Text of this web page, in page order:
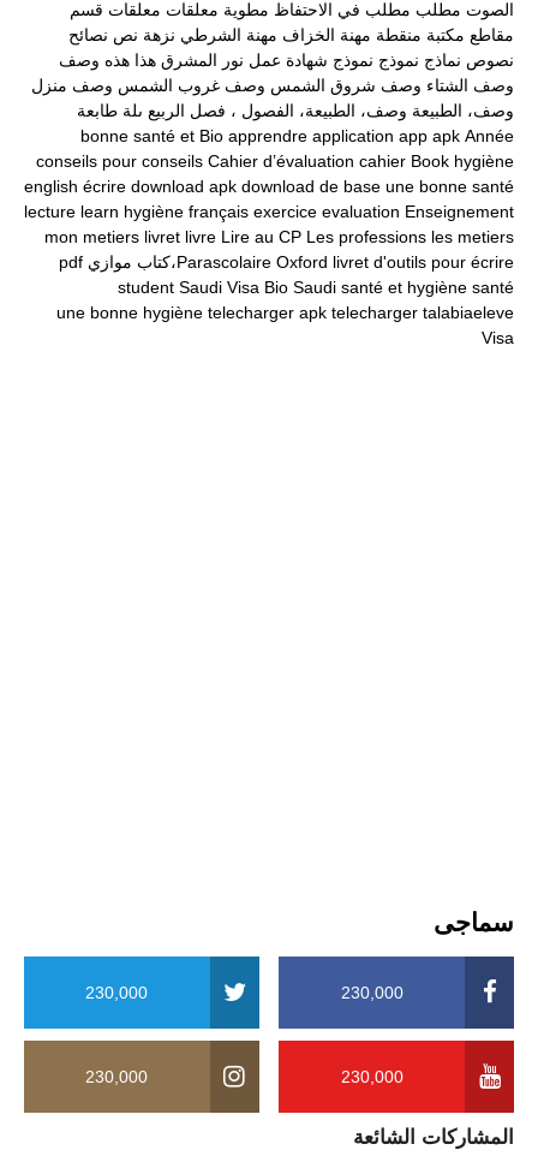
الصوت مطلب مطلب في الاحتفاظ مطوية معلقات معلقات قسم
مقاطع مكتبة منقطة مهنة الخزاف مهنة الشرطي نزهة نص نصائح
نصوص نماذج نموذج نموذج شهادة عمل نور المشرق هذا هذه وصف
وصف الشتاء وصف شروق الشمس وصف غروب الشمس وصف منزل
وصف، الطبيعة وصف، الطبيعة، الفصول ، فصل الربيع ىلة طابعة
Année
apk
app
application
apprendre
Bio
bonne santé et
hygiène
Book
cahier
Cahier d’évaluation
conseils
conseils pour
une bonne santé
de base
download
download apk
écrire
english
Enseignement
evaluation
exercice
français
hygiène
learn
lecture
les metiers
Les professions
Lire au CP
livre
livret
metiers
mon
livret d'outils pour écrire
Oxford Parascolaire،كتاب موازي
pdf
santé
santé et hygiène
Saudi
Saudi Visa Bio
student
talabiaeleve
telecharger
telecharger apk
une bonne hygiène
Visa
سماجی
230,000
230,000
230,000
230,000
المشاركات الشائعة